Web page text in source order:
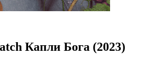
Капли Бога (2023)